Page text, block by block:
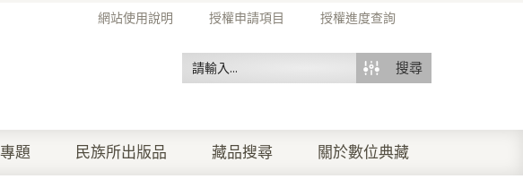
網站使用說明 授權申請項目 授權進度查詢
搜尋
題 民族所出版品 藏品搜尋 關於數位典藏